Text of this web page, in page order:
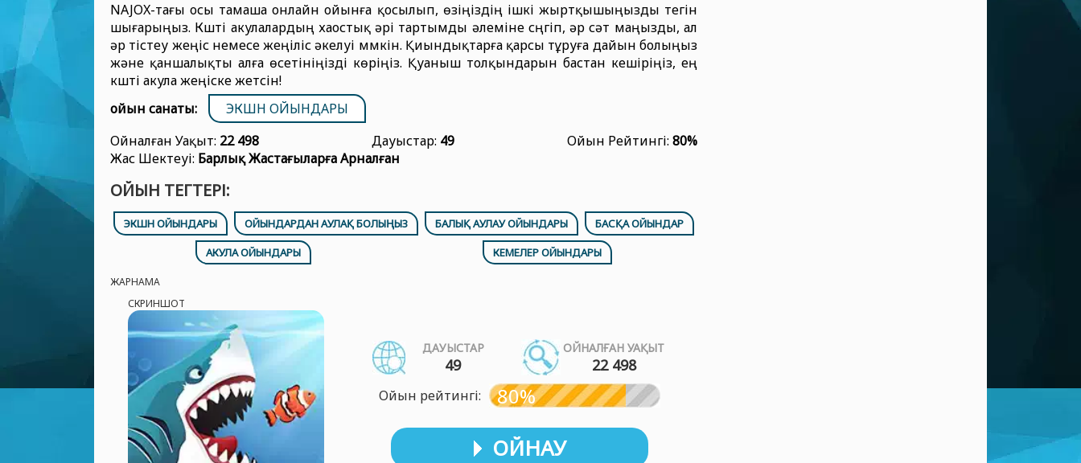
NAJOX-тағы осы тамаша онлайн ойынға қосылып, өзіңіздің ішкі жыртқышыңызды тегін
шығарыңыз. Күшті акулалардың хаостық әрі тартымды әлеміне сүңгіп, әр сәт маңызды, ал
әр тістеу жеңіс немесе жеңіліс әкелуі мүмкін. Қиындықтарға қарсы тұруға дайын болыңыз
және қаншалықты алға өсетініңізді көріңіз. Қуаныш толқындарын бастан кешіріңіз, ең
күшті акула жеңіске жетсін!
ойын санаты:
ЭКШН ОЙЫНДАРЫ
Ойналған Уақыт: 22 498 Дауыстар: 49 Ойын Рейтингі: 80%
Жас Шектеуі: Барлық Жастағыларға Арналған
ОЙЫН ТЕГТЕРІ:
ЭКШН ОЙЫНДАРЫ ОЙЫНДАРДАН АУЛАҚ БОЛЫҢЫЗ БАЛЫҚ АУЛАУ ОЙЫНДАРЫ
БАСҚА ОЙЫНДАР
АКУЛА ОЙЫНДАРЫ
КЕМЕЛЕР ОЙЫНДАРЫ
ЖАРНАМА
СКРИНШОТ
ДАУЫСТАР
49
ОЙНАЛҒАН УАҚЫТ
22 498
Ойын рейтингі: 80%
ОЙНАУ